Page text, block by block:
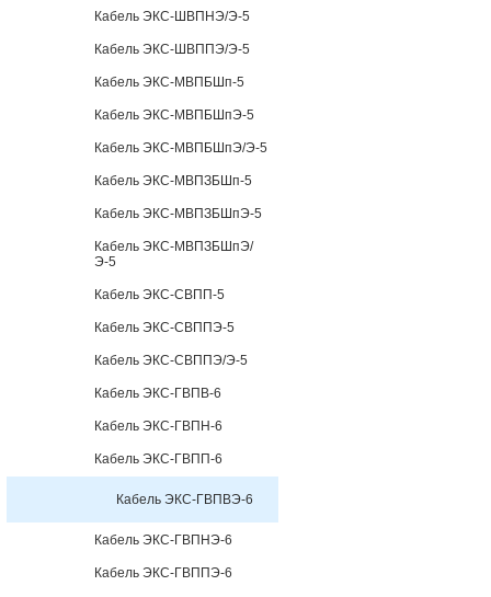
Кабель ЭКС-ШВПНЭ/Э-5
Кабель ЭКС-ШВППЭ/Э-5
Кабель ЭКС-МВПБШп-5
Кабель ЭКС-МВПБШпЭ-5
Кабель ЭКС-МВПБШпЭ/Э-5
Кабель ЭКС-МВПЗБШп-5
Кабель ЭКС-МВПЗБШпЭ-5
Кабель ЭКС-МВПЗБШпЭ/
Э-5
Кабель ЭКС-СВПП-5
Кабель ЭКС-СВППЭ-5
Кабель ЭКС-СВППЭ/Э-5
Кабель ЭКС-ГВПВ-6
Кабель ЭКС-ГВПН-6
Кабель ЭКС-ГВПП-6
Кабель ЭКС-ГВПВЭ-6
Кабель ЭКС-ГВПНЭ-6
Кабель ЭКС-ГВППЭ-6